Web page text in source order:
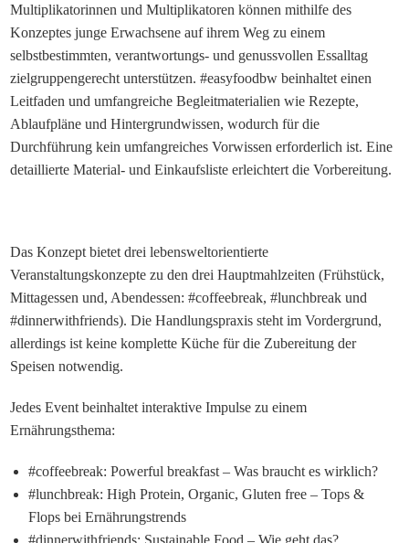
Multiplikatorinnen und Multiplikatoren können mithilfe des
Konzeptes junge Erwachsene auf ihrem Weg zu einem
selbstbestimmten, verantwortungs- und genussvollen Essalltag
zielgruppengerecht unterstützen. #easyfoodbw beinhaltet einen
Leitfaden und umfangreiche Begleitmaterialien wie Rezepte,
Ablaufpläne und Hintergrundwissen, wodurch für die
Durchführung kein umfangreiches Vorwissen erforderlich ist. Eine
detaillierte Material- und Einkaufsliste erleichtert die Vorbereitung.
Das Konzept bietet drei lebensweltorientierte
Veranstaltungskonzepte zu den drei Hauptmahlzeiten (Frühstück,
Mittagessen und, Abendessen: #coffeebreak, #lunchbreak und
#dinnerwithfriends). Die Handlungspraxis steht im Vordergrund,
allerdings ist keine komplette Küche für die Zubereitung der
Speisen notwendig.
Jedes Event beinhaltet interaktive Impulse zu einem
Ernährungsthema:
#coffeebreak: Powerful breakfast – Was braucht es wirklich?
#lunchbreak: High Protein, Organic, Gluten free – Tops &
Flops bei Ernährungstrends
#dinnerwithfriends: Sustainable Food – Wie geht das?